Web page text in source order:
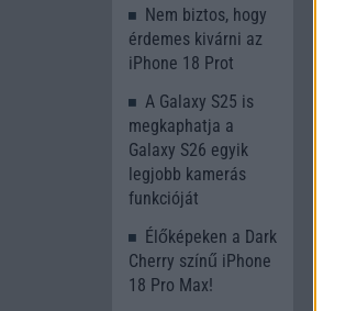
Nem biztos, hogy
érdemes kivárni az
iPhone 18 Prot
A Galaxy S25 is
megkaphatja a
Galaxy S26 egyik
legjobb kamerás
funkcióját
Élőképeken a Dark
Cherry színű iPhone
18 Pro Max!